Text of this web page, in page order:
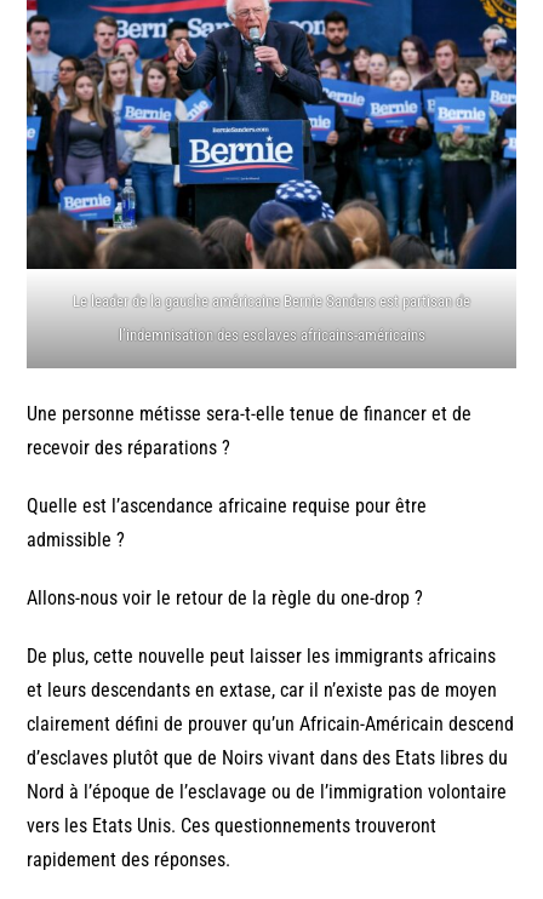
Le leader de la gauche américaine Bernie Sanders est partisan de
l’indemnisation des esclaves africains-américains
Une personne métisse sera-t-elle tenue de financer et de
recevoir des réparations ?
Quelle est l’ascendance africaine requise pour être
admissible ?
Allons-nous voir le retour de la règle du one-drop ?
De plus, cette nouvelle peut laisser les immigrants africains
et leurs descendants en extase, car il n’existe pas de moyen
clairement défini de prouver qu’un Africain-Américain descend
d’esclaves plutôt que de Noirs vivant dans des Etats libres du
Nord à l’époque de l’esclavage ou de l’immigration volontaire
vers les Etats Unis. Ces questionnements trouveront
rapidement des réponses.